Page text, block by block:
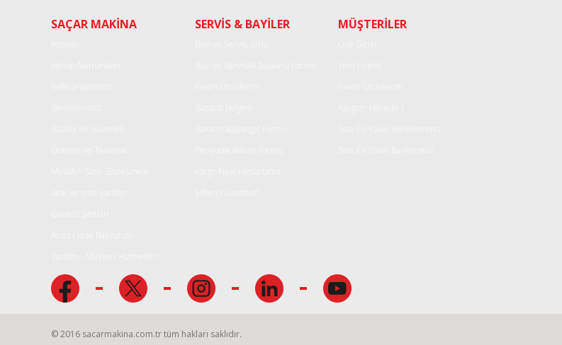
SAÇAR MAKİNA SERVİS & BAYİLER MÜŞTERİLER
© 2016 sacarmakina.com.tr tüm hakları saklıdır.